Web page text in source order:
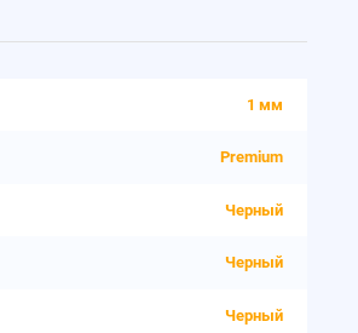
1 мм
Premium
Черный
Черный
Черный